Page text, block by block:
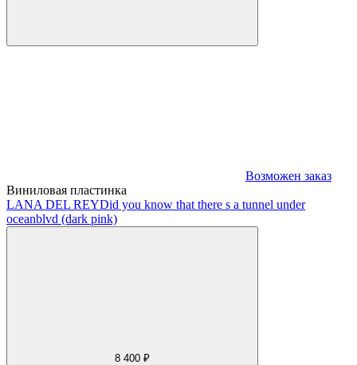
Возможен заказ
Виниловая пластинка
LANA DEL REYDid you know that there s a tunnel under
oceanblvd (dark pink)
8 400 ₽